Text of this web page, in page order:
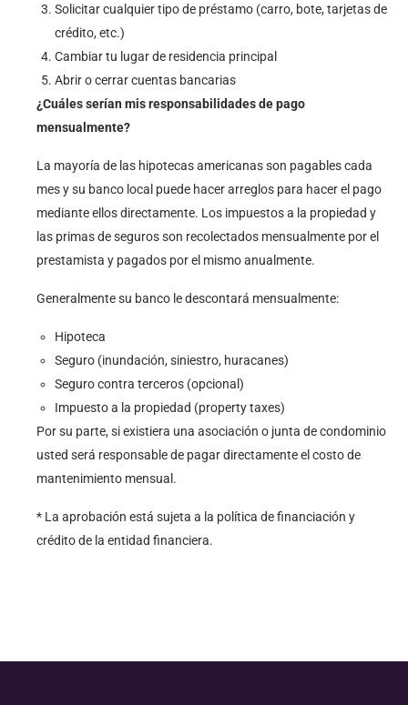
Solicitar cualquier tipo de préstamo (carro, bote, tarjetas de
crédito, etc.)
Cambiar tu lugar de residencia principal
Abrir o cerrar cuentas bancarias
¿Cuáles serían mis responsabilidades de pago
mensualmente?
La mayoría de las hipotecas americanas son pagables cada
mes y su banco local puede hacer arreglos para hacer el pago
mediante ellos directamente. Los impuestos a la propiedad y
las primas de seguros son recolectados mensualmente por el
prestamista y pagados por el mismo anualmente.
Generalmente su banco le descontará mensualmente:
Hipoteca
Seguro (inundación, siniestro, huracanes)
Seguro contra terceros (opcional)
Impuesto a la propiedad (property taxes)
Por su parte, si existiera una asociación o junta de condominio
usted será responsable de pagar directamente el costo de
mantenimiento mensual.
* La aprobación está sujeta a la política de financiación y
crédito de la entidad financiera.